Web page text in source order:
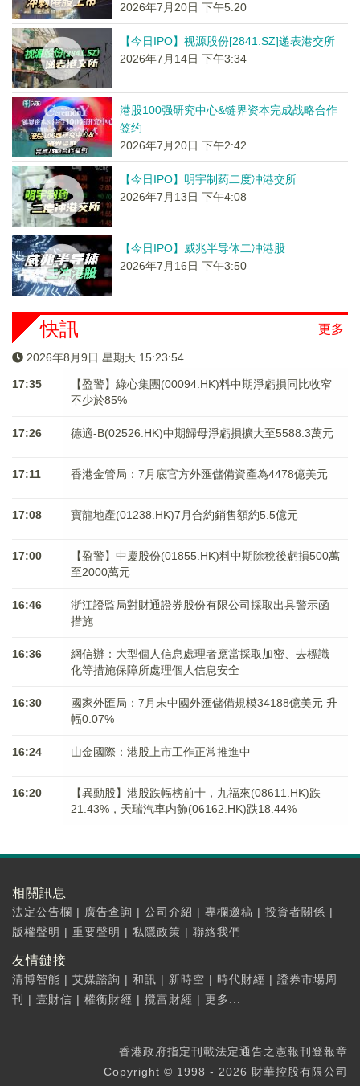
2026年7月20日 下午5:20
【今日IPO】视源股份[2841.SZ]递表港交所
2026年7月14日 下午3:34
港股100强研究中心&链界资本完成战略合作
签约
2026年7月20日 下午2:42
【今日IPO】明宇制药二度冲港交所
2026年7月13日 下午4:08
【今日IPO】威兆半导体二冲港股
2026年7月16日 下午3:50
更多
快訊
2026年8月9日 星期天 15:23:55
17:35
【盈警】綠心集團(00094.HK)料中期淨虧損同比收窄
不少於85%
17:26 德適-B(02526.HK)中期歸母淨虧損擴大至5588.3萬元
17:11 香港金管局：7月底官方外匯儲備資產為4478億美元
17:08 寶龍地產(01238.HK)7月合約銷售額約5.5億元
17:00
【盈警】中慶股份(01855.HK)料中期除稅後虧損500萬
至2000萬元
16:46
浙江證監局對財通證券股份有限公司採取出具警示函
措施
16:36
網信辦：大型個人信息處理者應當採取加密、去標識
化等措施保障所處理個人信息安全
16:30
國家外匯局：7月末中國外匯儲備規模34188億美元 升
幅0.07%
16:24 山金國際：港股上市工作正常推進中
16:20
【異動股】港股跌幅榜前十，九福來(08611.HK)跌
21.43%，天瑞汽車内飾(06162.HK)跌18.44%
相關訊息
法定公告欄 | 廣告查詢 | 公司介紹 | 專欄邀稿 | 投資者關係 |
版權聲明 | 重要聲明 | 私隱政策 | 聯絡我們
友情鏈接
清博智能 | 艾媒諮詢 | 和訊 | 新時空 | 時代財經 | 證券市場周
刊
| 壹財信 | 權衡財經 | 攬富財經 | 更多...
香港政府指定刊載法定通告之憲報刊登報章
Copyright © 1998 - 2026 財華控股有限公司